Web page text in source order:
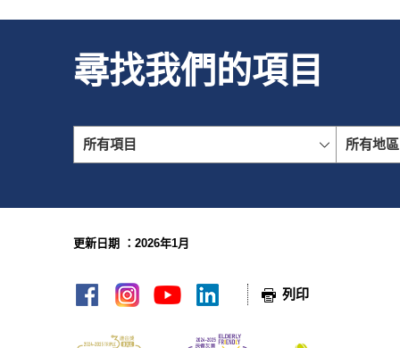
尋找我們的項目
所有項目 所有地區
更新日期 ：2026年1月
列印